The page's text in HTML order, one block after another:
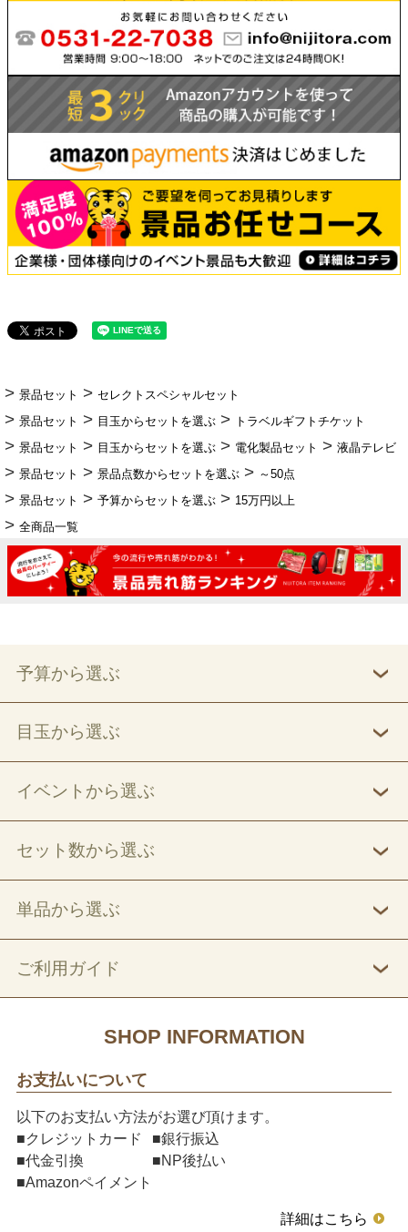
景品セット
セレクトスペシャルセット
景品セット
目玉からセットを選ぶ
トラベルギフトチケット
景品セット
目玉からセットを選ぶ 電化製品セット
液晶テレビ
景品セット
景品点数からセットを選ぶ
～50点
景品セット
予算からセットを選ぶ
15万円以上
全商品一覧
予算から選ぶ
目玉から選ぶ
イベントから選ぶ
セット数から選ぶ
単品から選ぶ
ご利用ガイド
SHOP INFORMATION
お支払いについて
以下のお支払い方法がお選び頂けます。
■クレジットカード
■銀行振込
■代金引換
■NP後払い
■Amazonペイメント
詳細はこちら